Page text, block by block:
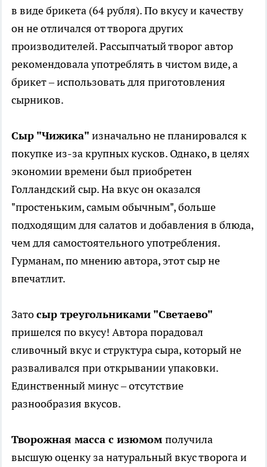
в виде брикета (64 рубля). По вкусу и качеству
он не отличался от творога других
производителей. Рассыпчатый творог автор
рекомендовала употреблять в чистом виде, а
брикет – использовать для приготовления
сырников.
Сыр "Чижика" изначально не планировался к
покупке из-за крупных кусков. Однако, в целях
экономии времени был приобретен
Голландский сыр. На вкус он оказался
"простеньким, самым обычным", больше
подходящим для салатов и добавления в блюда,
чем для самостоятельного употребления.
Гурманам, по мнению автора, этот сыр не
впечатлит.
Затосыр треугольниками "Светаево"
пришелся по вкусу! Автора порадовал
сливочный вкус и структура сыра, который не
разваливался при открывании упаковки.
Единственный минус – отсутствие
разнообразия вкусов.
Творожная масса с изюмом получила
высшую оценку за натуральный вкус творога и